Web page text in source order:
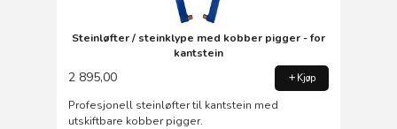
Steinløfter / steinklype med kobber pigger - for
kantstein
2 895,00 Kjøp
Profesjonell steinløfter til kantstein med
utskiftbare kobber pigger.